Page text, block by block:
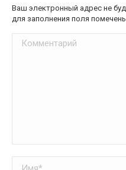
Ваш электронный адрес не
для заполнения поля
Комментарий
Имя *